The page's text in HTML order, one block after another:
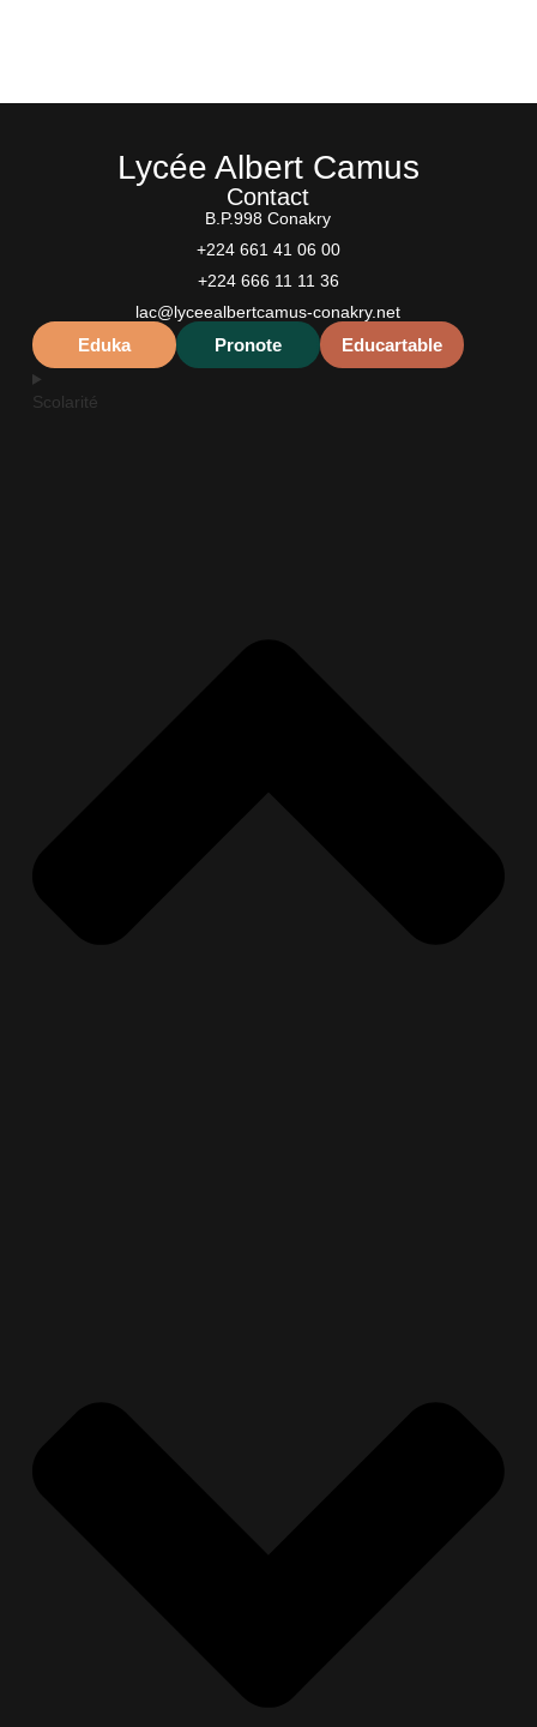
Lycée Albert Camus
Contact
B.P.998 Conakry
+224 661 41 06 00
+224 666 11 11 36
lac@lyceealbertcamus-conakry.net
Eduka Pronote Educartable
Scolarité